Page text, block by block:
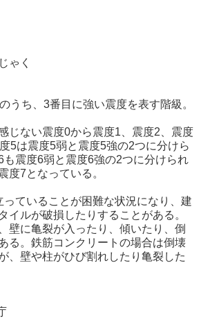
ゃく
うち、3番目に強い震度を表す階級。
じない震度0から震度1、震度2、震度
5は震度5弱と震度5強の2つに分けら
も震度6弱と震度6強の2つに分けられ
度7となっている。
っていることが困難な状況になり、建
イルが破損したりすることがある。
壁に亀裂が入ったり、傾いたり、倒
る。鉄筋コンクリートの場合は倒壊
、壁や柱がひび割れしたり亀裂した